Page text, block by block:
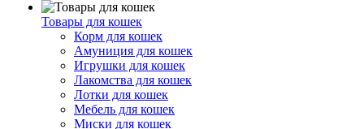
Товары для кошек
Корм для кошек
Амуниция для кошек
Игрушки для кошек
Лакомства для кошек
Лотки для кошек
Мебель для кошек
Миски для кошек